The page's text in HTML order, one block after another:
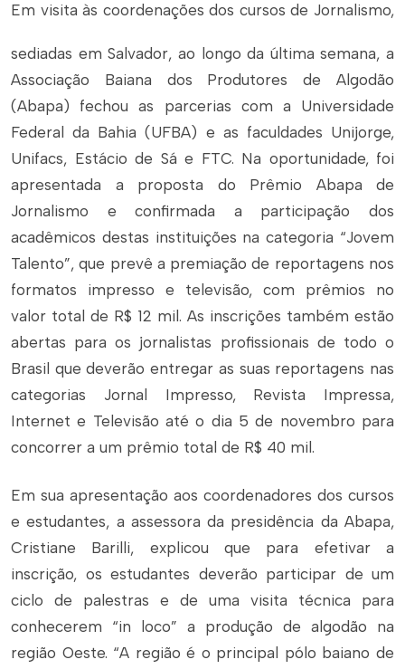
Em visita às coordenações dos cursos de Jornalismo,
sediadas em Salvador, ao longo da última semana, a
Associação Baiana dos Produtores de Algodão
(Abapa) fechou as parcerias com a Universidade
Federal da Bahia (UFBA) e as faculdades Unijorge,
Unifacs, Estácio de Sá e FTC. Na oportunidade, foi
apresentada a proposta do Prêmio Abapa de
Jornalismo e confirmada a participação dos
acadêmicos destas instituições na categoria “Jovem
Talento”, que prevê a premiação de reportagens nos
formatos impresso e televisão, com prêmios no
valor total de R$ 12 mil. As inscrições também estão
abertas para os jornalistas profissionais de todo o
Brasil que deverão entregar as suas reportagens nas
categorias Jornal Impresso, Revista Impressa,
Internet e Televisão até o dia 5 de novembro para
concorrer a um prêmio total de R$ 40 mil.
Em sua apresentação aos coordenadores dos cursos
e estudantes, a assessora da presidência da Abapa,
Cristiane Barilli, explicou que para efetivar a
inscrição, os estudantes deverão participar de um
ciclo de palestras e de uma visita técnica para
conhecerem “in loco” a produção de algodão na
região Oeste. “A região é o principal pólo baiano de